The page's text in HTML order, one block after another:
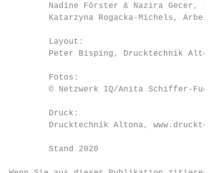
Nadine Förster & Nazira Gecer, IQ
Katarzyna Rogacka-Michels,
        Layout:
        Peter Bisping, Drucktechnik Altona
        Fotos:
        © Netzwerk IQ/Anita Schiffer-Fuchs
        Druck:
Drucktechnik Altona,
        Stand 2020